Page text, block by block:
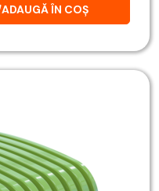
ADAUGĂ ÎN COȘ